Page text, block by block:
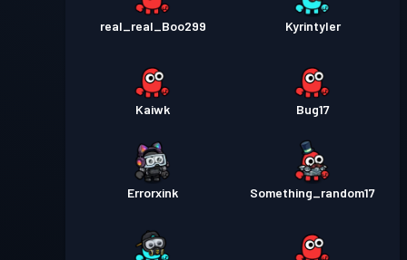
real_real_Boo299 Kyrintyler
Kaiwk Bug17
Errorxink Something_random17